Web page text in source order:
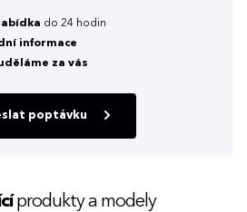
do 24 hodin
informace
za vás
poptávku
produkty a modely